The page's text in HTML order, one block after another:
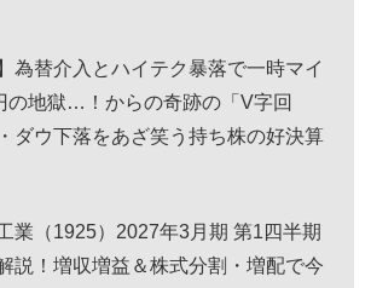
為替介入とハイテク暴落で一時マイ
の地獄…！からの奇跡の「V字回
ダウ下落をあざ笑う持ち株の好決算
業（1925）2027年3月期 第1四半期
説！増収増益＆株式分割・増配で今